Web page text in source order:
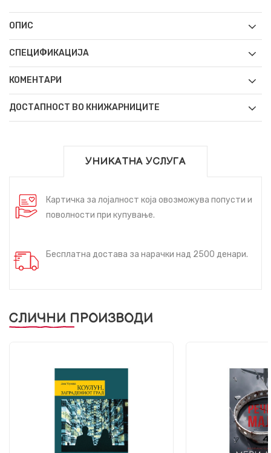
ОПИС
СПЕЦИФИКАЦИЈА
КОМЕНТАРИ
ДОСТАПНОСТ ВО КНИЖАРНИЦИТЕ
УНИКАТНА УСЛУГА
Картичка за лојалност која овозможува попусти и
поволности при купување.
Бесплатна достава за нарачки над 2500 денари.
СЛИЧНИ ПРОИЗВОДИ